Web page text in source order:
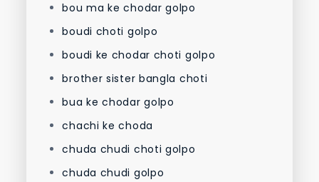
bou ma ke chodar golpo
boudi choti golpo
boudi ke chodar choti golpo
brother sister bangla choti
bua ke chodar golpo
chachi ke choda
chuda chudi choti golpo
chuda chudi golpo